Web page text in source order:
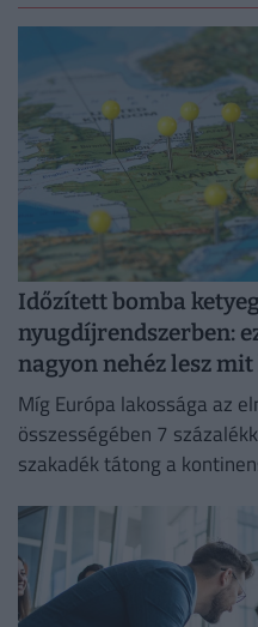
Időzített bomba
nyugdíjrendszerben:
nagyon nehéz lesz
Míg Európa lakossága az
összességében 7
szakadék tátong a